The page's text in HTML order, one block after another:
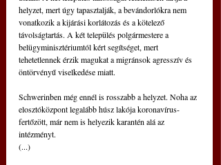
helyzet, mert úgy tapasztalják, a bevándorlókra nem
vonatkozik a kijárási korlátozás és a kötelező
távolságtartás. A két település polgármestere a
belügyminisztériumtól kért segítséget, mert
tehetetlennek érzik magukat a migránsok agresszív és
öntörvényű viselkedése miatt.
Schwerinben még ennél is rosszabb a helyzet. Noha az
elosztóközpont legalább húsz lakója koronavírus-
fertőzött, már nem is helyezik karantén alá az
intézményt.
(...)